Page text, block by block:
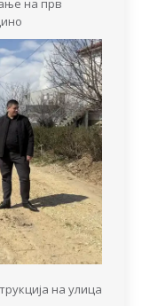
на прв
на улица